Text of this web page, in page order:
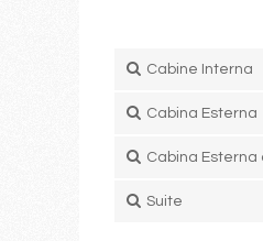
Cabine Interna
Cabina Esterna
Cabina Esterna
Suite